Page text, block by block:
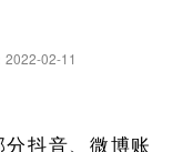
2022-02-11
抖音、微博账